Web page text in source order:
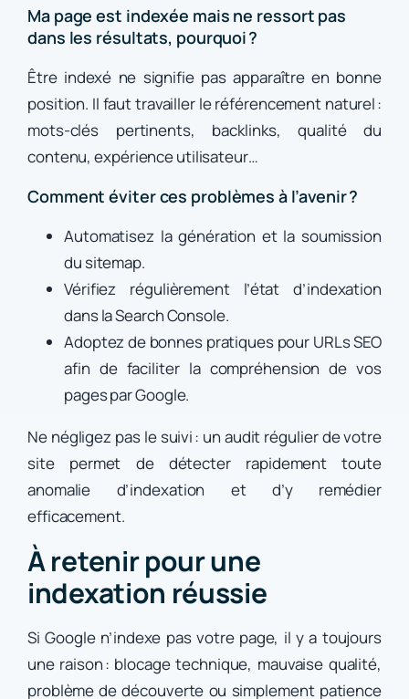
Ma page est indexée mais ne ressort pas
dans les résultats, pourquoi ?
Être indexé ne signifie pas apparaître en bonne
position. Il faut travailler le référencement naturel :
mots-clés pertinents, backlinks, qualité du
contenu, expérience utilisateur…
Comment éviter ces problèmes à l’avenir ?
Automatisez la génération et la soumission
du sitemap.
Vérifiez régulièrement l’état d’indexation
dans la Search Console.
Adoptez de bonnes pratiques pour URLs SEO
afin de faciliter la compréhension de vos
pages par Google.
Ne négligez pas le suivi : un audit régulier de votre
site permet de détecter rapidement toute
anomalie d’indexation et d’y remédier
efficacement.
À retenir pour une
indexation réussie
Si Google n’indexe pas votre page, il y a toujours
une raison : blocage technique, mauvaise qualité,
problème de découverte ou simplement patience